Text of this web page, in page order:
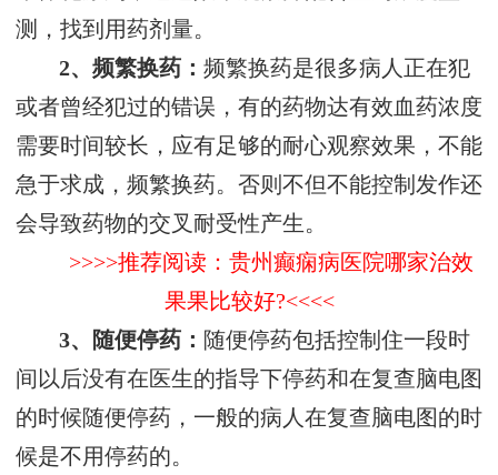
测，找到用药剂量。
2、频繁换药：频繁换药是很多病人正在犯
或者曾经犯过的错误，有的药物达有效血药浓度
需要时间较长，应有足够的耐心观察效果，不能
急于求成，频繁换药。否则不但不能控制发作还
会导致药物的交叉耐受性产生。
>>>>推荐阅读：贵州癫痫病医院哪家治效
果果比较好?<<<<
3、随便停药： 随便停药包括控制住一段时
间以后没有在医生的指导下停药和在复查脑电图
的时候随便停药，一般的病人在复查脑电图的时
候是不用停药的。